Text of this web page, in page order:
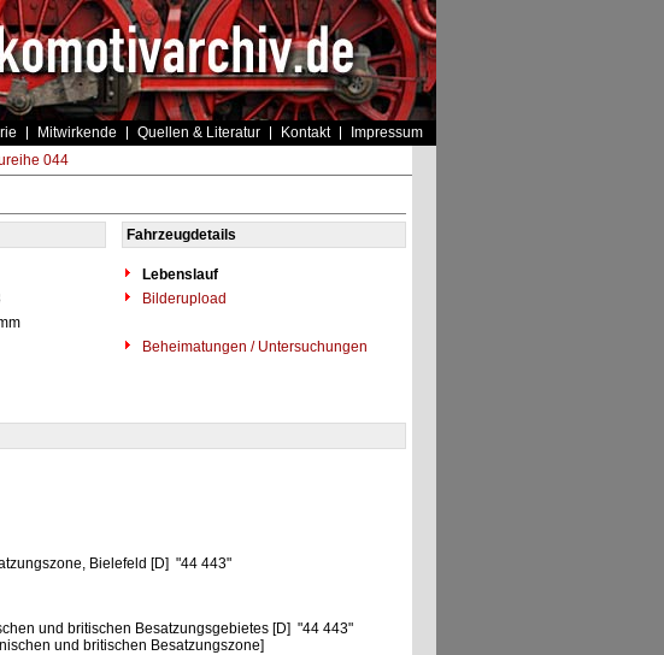
Mitwirkende Quellen & Literatur Kontakt Impressum
044
Fahrzeugdetails
Lebenslauf
Bilderupload
Beheimatungen / Untersuchungen
Bielefeld [D] "44 443"
und britischen Besatzungsgebietes [D] "44 443"
und britischen Besatzungszone]